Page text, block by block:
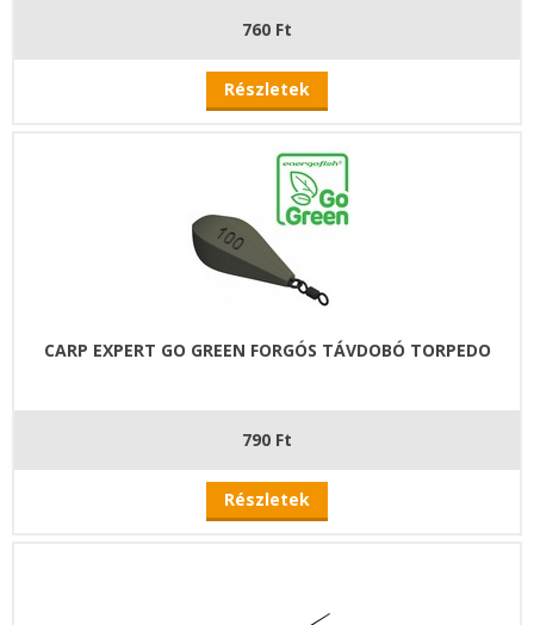
760 Ft
Részletek
CARP EXPERT GO GREEN FORGÓS TÁVDOBÓ TORPEDO
790 Ft
Részletek